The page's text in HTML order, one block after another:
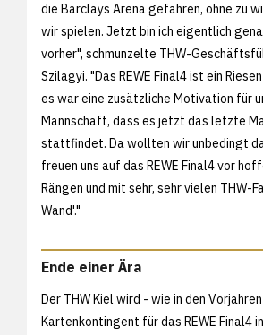
die Barclays Arena gefahren, ohne zu
wir spielen. Jetzt bin ich eigentlich
vorher", schmunzelte THW-
Szilagyi. "Das REWE Final4 ist ein
es war eine zusätzliche Motivation für
Mannschaft, dass es jetzt das letzte
stattfindet. Da wollten wir unbedingt
freuen uns auf das REWE Final4 vor
Rängen und mit sehr, sehr vielen THW-
Wand'."
Ende einer Ära
Der THW Kiel wird - wie in den
Kartenkontingent für das REWE Final4